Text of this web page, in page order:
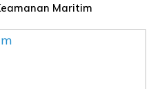
Maritim